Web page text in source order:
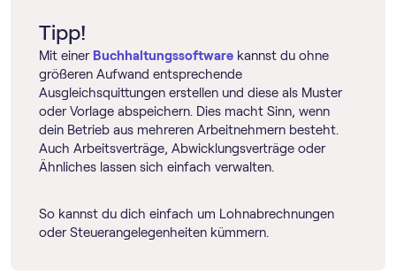
Tipp!
Mit einer Buch­haltungs­software kannst du ohne
größeren Aufwand entsprechende
Ausgleichsquittungen erstellen und diese als Muster
oder Vorlage abspeichern. Dies macht Sinn, wenn
dein Betrieb aus mehreren Arbeitnehmern besteht.
Auch Arbeitsverträge, Abwicklungsverträge oder
Ähnliches lassen sich einfach verwalten.
So kannst du dich einfach um Lohnabrechnungen
oder Steuerangelegenheiten kümmern.